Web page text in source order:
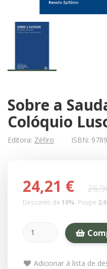
Sobre a
Colóquio
Editora: Zéfiro ISBN:
24,21 €
Desconto de 10%. Poupe
Adicionar à lista de